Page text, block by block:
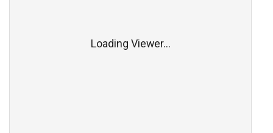
Loading Viewer...